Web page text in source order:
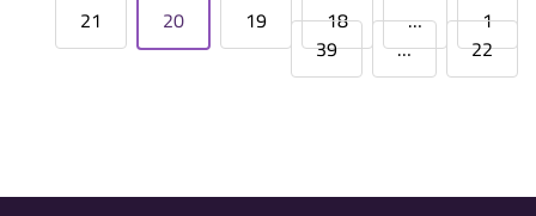
1
…
18
19
20
21
22
…
39